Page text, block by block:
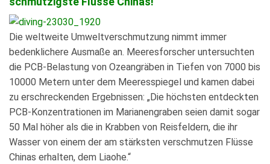
Die weltweite Umweltverschmutzung nimmt immer
bedenklichere Ausmaße an. Meeresforscher untersuchten
die PCB-Belastung von Ozeangräben in Tiefen von 7000 bis
10000 Metern unter dem Meeresspiegel und kamen dabei
zu erschreckenden Ergebnissen: „Die höchsten entdeckten
PCB-Konzentrationen im Marianengraben seien damit sogar
50 Mal höher als die in Krabben von Reisfeldern, die ihr
Wasser von einem der am stärksten verschmutzen Flüsse
Chinas erhalten, dem Liaohe.“